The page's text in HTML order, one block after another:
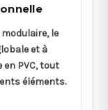
le
et à
en PVC, tout
éléments.